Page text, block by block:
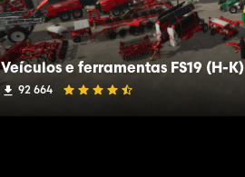
Veículos e ferramentas FS19 (H-K)
92 664